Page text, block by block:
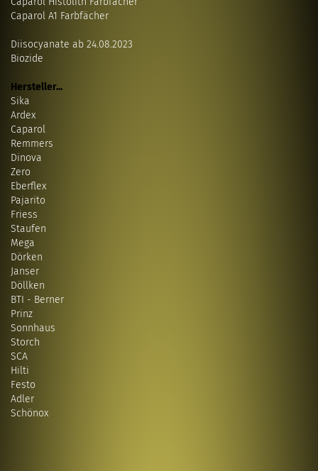
Caparol A1 Farbfächer
Diisocyanate ab 24.08.2023
Biozide
Hersteller...
Sika
Ardex
Caparol
Remmers
Dinova
Zero
Eberflex
Pajarito
Friess
Staufen
Mega
Dörken
Janser
Döllken
BTI - Berner
Prinz
Sonnhaus
Storch
SCA
Hilti
Festo
Adler
Schönox